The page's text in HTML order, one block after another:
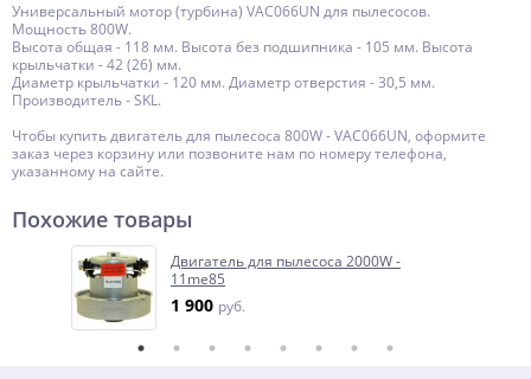
Универсальный мотор (турбина) VAC066UN для пылесосов.
Мощность 800W.
Высота общая - 118 мм. Высота без подшипника - 105 мм. Высота
крыльчатки - 42 (26) мм.
Диаметр крыльчатки - 120 мм. Диаметр отверстия - 30,5 мм.
Производитель - SKL.
Чтобы купить двигатель для пылесоса 800W - VAC066UN, оформите
заказ через корзину или позвоните нам по номеру телефона,
указанному на сайте.
Похожие товары
Двигатель для пылесоса 2000W -
11me85
1 900 руб.